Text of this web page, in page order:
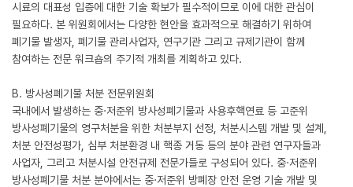
시료의 대표성 입증에 대한 기술 확보가 필수적이므로 이에 대한 관심이
필요하다. 본 위원회에서는 다양한 현안을 효과적으로 해결하기 위하여
폐기물 발생자, 폐기물 관리사업자, 연구기관 그리고 규제기관이 함께
참여하는 전문 워크숍의 주기적 개최를 계획하고 있다.
B. 방사성폐기물 처분 전문위원회
국내에서 발생하는 중·저준위 방사성폐기물과 사용후핵연료 등 고준위
방사성폐기물의 영구처분을 위한 처분부지 선정, 처분시스템 개발 및 설계,
처분 안전성평가, 심부 처분환경 내 핵종 거동 등의 분야 관련 연구자들과
사업자, 그리고 처분시설 안전규제 전문가들로 구성되어 있다. 중·저준위
방사성폐기물 처분 분야에서는 중·저준위 방폐장 안전 운영 기술 개발 및